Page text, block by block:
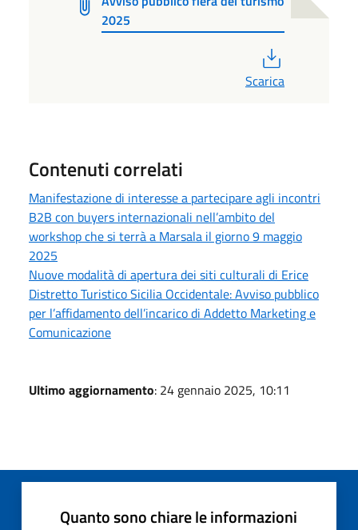
2025
Scarica
Contenuti correlati
Manifestazione di interesse a partecipare agli incontri
B2B con buyers internazionali nell’ambito del
workshop che si terrà a Marsala il giorno 9 maggio
2025
Nuove modalità di apertura dei siti culturali di Erice
Distretto Turistico Sicilia Occidentale: Avviso pubblico
per l’affidamento dell’incarico di Addetto Marketing e
Comunicazione
Ultimo aggiornamento: 24 gennaio 2025, 10:11
Quanto sono chiare le informazioni